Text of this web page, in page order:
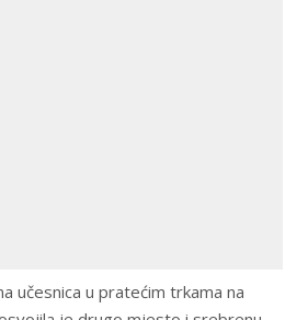
učesnica u pratećim trkama na